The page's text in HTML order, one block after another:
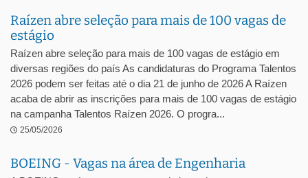
Raízen abre seleção para mais de 100 vagas de
estágio
Raízen abre seleção para mais de 100 vagas de estágio em
diversas regiões do país As candidaturas do Programa Talentos
2026 podem ser feitas até o dia 21 de junho de 2026 A Raízen
acaba de abrir as inscrições para mais de 100 vagas de estágio
na campanha Talentos Raízen 2026. O progra...
25/05/2026
BOEING - Vagas na área de Engenharia